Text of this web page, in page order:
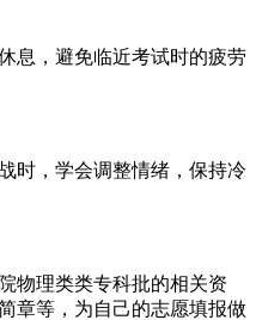
息，避免临近考试时的疲劳
时，学会调整情绪，保持冷
物理类类专科批的相关资
章等，为自己的志愿填报做